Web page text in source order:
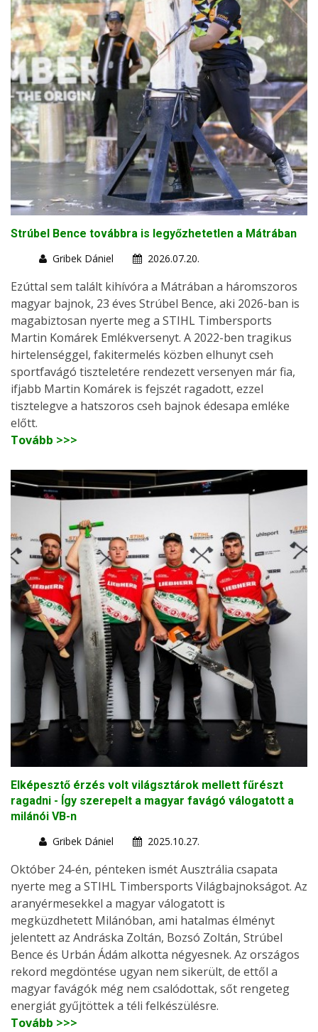
Strúbel Bence továbbra is legyőzhetetlen a Mátrában
Gribek Dániel
2026.07.20.
Ezúttal sem talált kihívóra a Mátrában a háromszoros
magyar bajnok, 23 éves Strúbel Bence, aki 2026-ban is
magabiztosan nyerte meg a STIHL Timbersports
Martin Komárek Emlékversenyt. A 2022-ben tragikus
hirtelenséggel, fakitermelés közben elhunyt cseh
sportfavágó tiszteletére rendezett versenyen már fia,
ifjabb Martin Komárek is fejszét ragadott, ezzel
tisztelegve a hatszoros cseh bajnok édesapa emléke
előtt.
Tovább >>>
Elképesztő érzés volt világsztárok mellett fűrészt
ragadni - Így szerepelt a magyar favágó válogatott a
milánói VB-n
Gribek Dániel
2025.10.27.
Október 24-én, pénteken ismét Ausztrália csapata
nyerte meg a STIHL Timbersports Világbajnokságot. Az
aranyérmesekkel a magyar válogatott is
megküzdhetett Milánóban, ami hatalmas élményt
jelentett az Andráska Zoltán, Bozsó Zoltán, Strúbel
Bence és Urbán Ádám alkotta négyesnek. Az országos
rekord megdöntése ugyan nem sikerült, de ettől a
magyar favágók még nem csalódottak, sőt rengeteg
energiát gyűjtöttek a téli felkészülésre.
Tovább >>>